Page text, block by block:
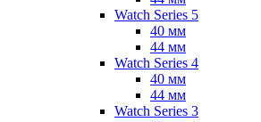
Watch Series 5
40 мм
44 мм
Watch Series 4
40 мм
44 мм
Watch Series 3